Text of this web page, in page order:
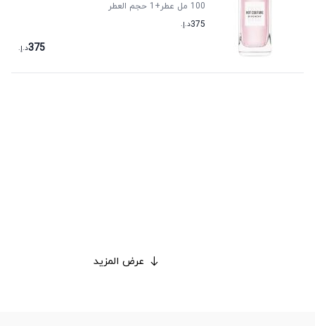
100 مل عطر
+1
حجم العطر
375د.إ.
375د.إ.
عرض المزيد